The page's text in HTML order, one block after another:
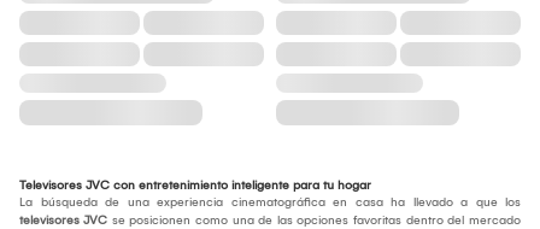
Televisores JVC con entretenimiento inteligente para tu hogar
La búsqueda de una experiencia cinematográfica en casa ha llevado a que los
televisores JVC se posicionen como una de las opciones favoritas dentro del mercado